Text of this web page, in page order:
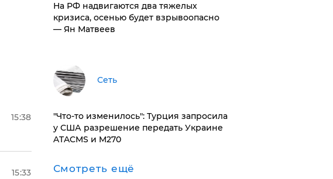
15:38
15:33
На РФ надвигаются два тяжелых
кризиса, осенью будет взрывоопасно
— Ян Матвеев
Сеть
​"Что-то изменилось": Турция запросила
у США разрешение передать Украине
ATACMS и M270
Смотреть ещё